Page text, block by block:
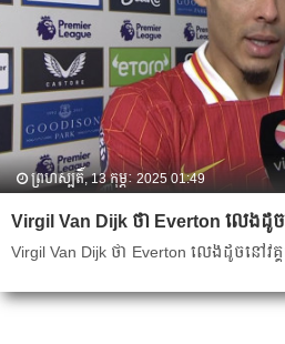
ព្រហស្បតិ៍, 13 កុម្ភៈ 2025 01:49
Virgil Van Dijk ​ថា​ Everton លេង​ដូច​​ន
Virgil Van Dijk ​ថា​ Everton លេង​ដូច​​នៅ​វគ្គ​​ផ្